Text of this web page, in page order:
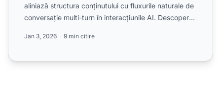
aliniază structura conținutului cu fluxurile naturale de
conversație multi-turn în interacțiunile AI. Descoperă
Jan 3, 2026 9 min citire